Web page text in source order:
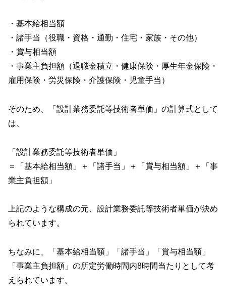
・基本給相当額
・諸手当（役職・資格・通勤・住宅・家族・その他）
・賞与相当額
・事業主負担額（退職金積立・健康保険・厚生年金保険・
雇用保険・労災保険・介護保険・児童手当）
そのため、「設計業務委託等技術者単価」の計算式として
は、
「設計業務委託等技術者単価」
＝「基本給相当額」＋「諸手当」＋「賞与相当額」＋「事
業主負担額」
上記のような構成の元、設計業務委託等技術者単価が決め
られています。
ちなみに、「基本給相当額」「諸手当」「賞与相当額」
「事業主負担額」の所定労働時間内8時間当たりとして考
えられています。